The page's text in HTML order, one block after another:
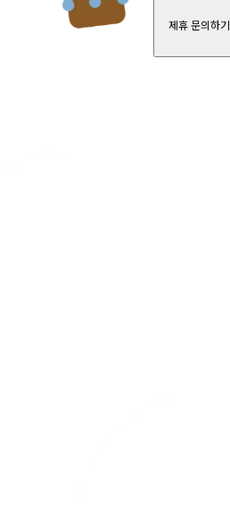
제휴 문의하기